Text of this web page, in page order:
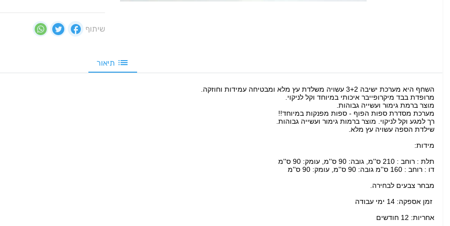
שיתוף
תיאור
השחף היא מערכת ישיבה 3+2 עשויה משלדת עץ מלא ומבטיחה עמידות וחוזקה.
מרופדת בבד מיקרופייבר איכותי במיוחד וקל לניקוי.
מוצר ברמת גימור ועשייה גבוהות.
מערכת מסדרת ספות הפוף - ספות מפנקות במיוחד!!
רך למגע וקל לניקוי. מוצר ברמות גימור ועשייה גבוהות.
שילדת הספה עשויה עץ מלא.
מידות:
תלת : רוחב : 210 ס''מ, גובה: 90 ס''מ, עומק: 90 ס''מ
דו : רוחב : 160 ס''מ גובה: 90 ס''מ, עומק: 90 ס''מ
מבחר צבעים לבחירה.
זמן אספקה: 14 ימי עבודה
אחריות: 12 חודשים